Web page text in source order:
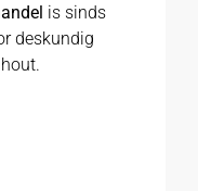
is sinds
deskundig